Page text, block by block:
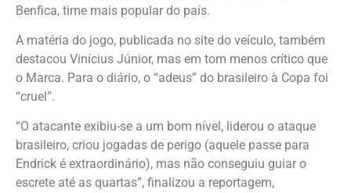
Benfica, time mais popular do país.
A matéria do jogo, publicada no site do veículo, também
destacou Vinícius Júnior, mas em tom menos crítico que
o Marca. Para o diário, o “adeus” do brasileiro à Copa foi
“cruel”.
“O atacante exibiu-se a um bom nível, liderou o ataque
brasileiro, criou jogadas de perigo (aquele passe para
Endrick é extraordinário), mas não conseguiu guiar o
escrete até as quartas”, finalizou a reportagem,